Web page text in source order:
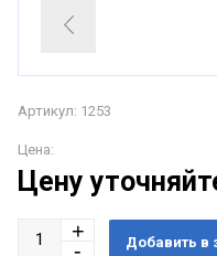
Артикул: 1253
Цена:
Цену